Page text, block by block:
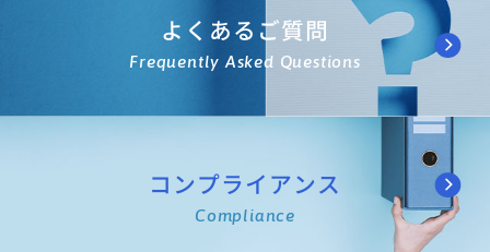
よくあるご質問
Frequently Asked Questions
コンプライアンス
Compliance